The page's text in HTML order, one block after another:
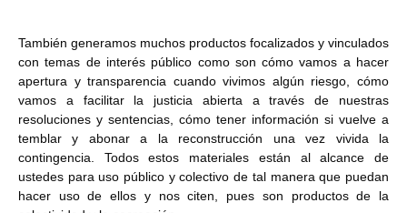
También generamos muchos productos focalizados y vinculados
con temas de interés público como son cómo vamos a hacer
apertura y transparencia cuando vivimos algún riesgo, cómo
vamos a facilitar la justicia abierta a través de nuestras
resoluciones y sentencias, cómo tener información si vuelve a
temblar y abonar a la reconstrucción una vez vivida la
contingencia. Todos estos materiales están al alcance de
ustedes para uso público y colectivo de tal manera que puedan
hacer uso de ellos y nos citen, pues son productos de la